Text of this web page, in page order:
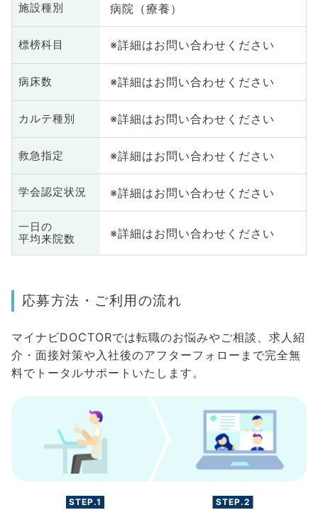
施設種別 病院（療養）
標榜科目 ※詳細はお問い合わせください
病床数 ※詳細はお問い合わせください
カルテ種別 ※詳細はお問い合わせください
救急指定 ※詳細はお問い合わせください
学会認定状況 ※詳細はお問い合わせください
一日の
平均来院数
※詳細はお問い合わせください
応募方法・ご利用の流れ
マイナビDOCTORでは転職のお悩みやご相談、求人紹
介・面接対策や入社後のアフターフォローまで完全無
料でトータルサポートいたします。
STEP.1 STEP.2